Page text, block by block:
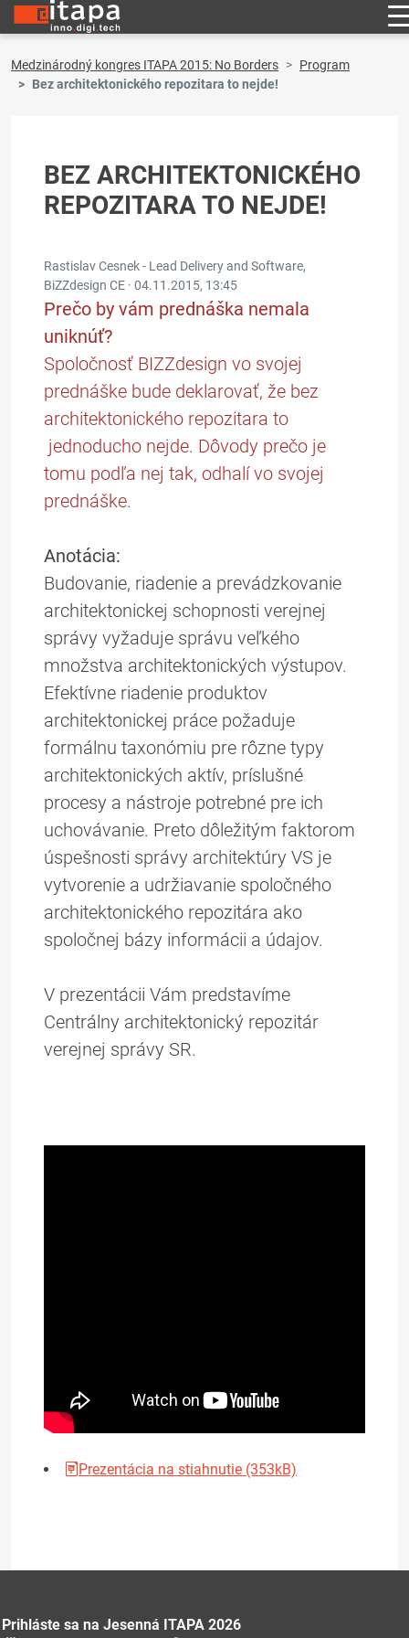
Medzinárodný kongres ITAPA 2015: No Borders
Program
Bez architektonického repozitara to nejde!
BEZ ARCHITEKTONICKÉHO
REPOZITARA TO NEJDE!
Rastislav Cesnek - Lead Delivery and Software,
BiZZdesign CE · 04.11.2015, 13:45
Prečo by vám prednáška nemala
uniknúť?
Spoločnosť BIZZdesign vo svojej
prednáške bude deklarovať, že bez
architektonického repozitara to
jednoducho nejde. Dôvody prečo je
tomu podľa nej tak, odhalí vo svojej
prednáške.
Anotácia:
Budovanie, riadenie a prevádzkovanie
architektonickej schopnosti verejnej
správy vyžaduje správu veľkého
množstva architektonických výstupov.
Efektívne riadenie produktov
architektonickej práce požaduje
formálnu taxonómiu pre rôzne typy
architektonických aktív, príslušné
procesy a nástroje potrebné pre ich
uchovávanie. Preto dôležitým faktorom
úspešnosti správy architektúry VS je
vytvorenie a udržiavanie spoločného
architektonického repozitára ako
spoločnej bázy informácii a údajov.
V prezentácii Vám predstavíme
Centrálny architektonický repozitár
verejnej správy SR.
Prezentácia na stiahnutie (353kB)
Prihláste sa na Jesenná ITAPA 2026